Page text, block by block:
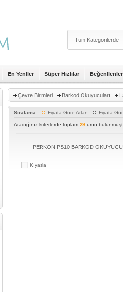
En Yeniler Süper Hızlılar Beğenilenler
Çevre Birimleri Barkod Okuyucuları
Sıralama: Fiyata Göre Artan Fiyata
Aradığınız kriterlerde toplam 29 ürün
PERKON PS10 BARKOD OKUYUCU
Kıyasla